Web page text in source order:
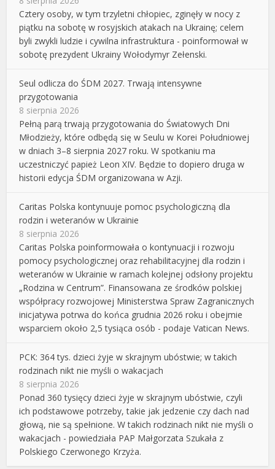
Cztery osoby, w tym trzyletni chłopiec, zginęły w nocy z
piątku na sobotę w rosyjskich atakach na Ukrainę; celem
byli zwykli ludzie i cywilna infrastruktura - poinformował w
sobotę prezydent Ukrainy Wołodymyr Zełenski.
Seul odlicza do ŚDM 2027. Trwają intensywne
przygotowania
8 sierpnia 2026
Pełną parą trwają przygotowania do Światowych Dni
Młodzieży, które odbędą się w Seulu w Korei Południowej
w dniach 3–8 sierpnia 2027 roku. W spotkaniu ma
uczestniczyć papież Leon XIV. Będzie to dopiero druga w
historii edycja ŚDM organizowana w Azji.
Caritas Polska kontynuuje pomoc psychologiczną dla
rodzin i weteranów w Ukrainie
8 sierpnia 2026
Caritas Polska poinformowała o kontynuacji i rozwoju
pomocy psychologicznej oraz rehabilitacyjnej dla rodzin i
weteranów w Ukrainie w ramach kolejnej odsłony projektu
„Rodzina w Centrum”. Finansowana ze środków polskiej
współpracy rozwojowej Ministerstwa Spraw Zagranicznych
inicjatywa potrwa do końca grudnia 2026 roku i obejmie
wsparciem około 2,5 tysiąca osób - podaje Vatican News.
PCK: 364 tys. dzieci żyje w skrajnym ubóstwie; w takich
rodzinach nikt nie myśli o wakacjach
8 sierpnia 2026
Ponad 360 tysięcy dzieci żyje w skrajnym ubóstwie, czyli
ich podstawowe potrzeby, takie jak jedzenie czy dach nad
głową, nie są spełnione. W takich rodzinach nikt nie myśli o
wakacjach - powiedziała PAP Małgorzata Szukała z
Polskiego Czerwonego Krzyża.